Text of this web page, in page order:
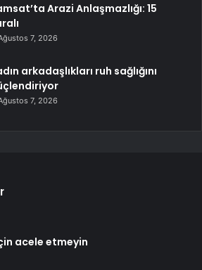
Arazi Anlaşmazlığı: 15
7, 2026
arkadaşlıkları ruh sağlığını
7, 2026
acele etmeyin